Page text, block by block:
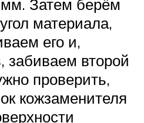
Затем берём
материала,
его и,
забиваем второй
проверить,
кожзаменителя